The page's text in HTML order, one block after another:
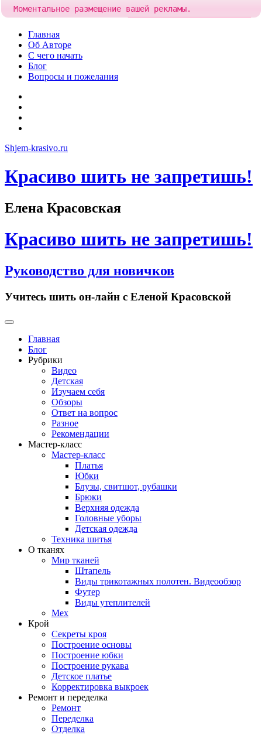
Skip
content
Главная
Об Авторе
С чего начать
Блог
Вопросы и пожелания
Shjem-krasivo.ru
Красиво шить не запретишь!
Елена Красовская
Красиво шить не запретишь!
Руководство для новичков
Учитесь шить он-лайн с Еленой Красовской
Primary
Главная
Блог
Рубрики
Видео
Детская
Изучаем себя
Обзоры
Ответ на вопрос
Разное
Рекомендации
Мастер-класс
Мастер-класс
Платья
Юбки
Блузы, свитшот, рубашки
Брюки
Верхняя одежда
Головные уборы
Детская одежда
Техника шитья
О тканях
Мир тканей
Штапель
Виды трикотажных полотен. Видеообзор
Футер
Виды утеплителей
Мех
Крой
Секреты кроя
Построение основы
Построение юбки
Построение рукава
Детское платье
Корректировка выкроек
Ремонт и переделка
Ремонт
Переделка
Отделка
Моментальное размещение вашей рекламы.